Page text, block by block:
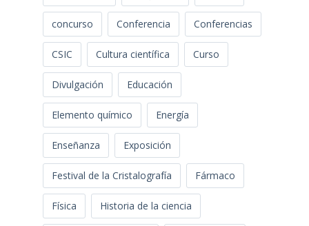
concurso Conferencia Conferencias
CSIC Cultura científica Curso
Divulgación Educación
Elemento químico Energía
Enseñanza Exposición
Festival de la Cristalografía Fármaco
Física Historia de la ciencia